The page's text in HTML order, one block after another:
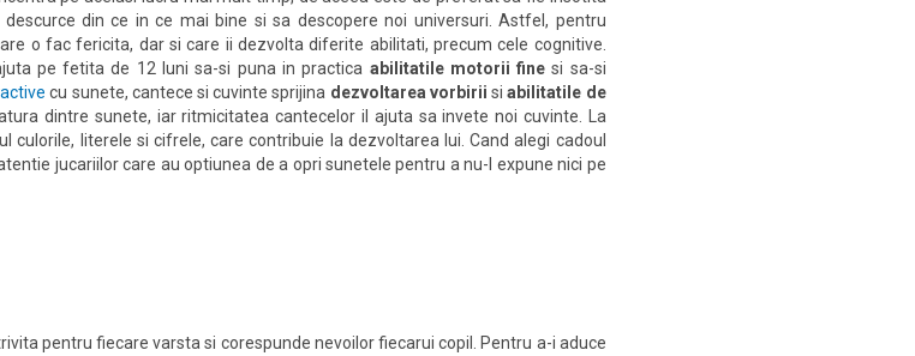
din ce in ce mai bine si sa descopere noi universuri. Astfel, pentru
o fac fericita, dar si care ii dezvolta diferite abilitati, precum cele cognitive.
pe fetita de 12 luni sa-si puna in practica abilitatile motorii fine si sa-si
cu sunete, cantece si cuvinte sprijina dezvoltarea vorbirii siabilitatile de
dintre sunete, iar ritmicitatea cantecelor il ajuta sa invete noi cuvinte. La
culorile, literele si cifrele, care contribuie la dezvoltarea lui. Cand alegi cadoul
jucariilor care au optiunea de a opri sunetele pentru a nu-l expune nici pe
pentru fiecare varsta si corespunde nevoilor fiecarui copil. Pentru a-i aduce